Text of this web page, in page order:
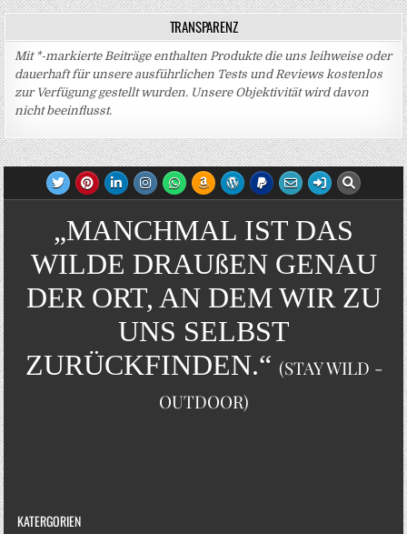
TRANSPARENZ
Mit *-markierte Beiträge enthalten Produkte die uns leihweise oder
dauerhaft für unsere ausführlichen Tests und Reviews kostenlos
zur Verfügung gestellt wurden. Unsere Objektivität wird davon
nicht beeinflusst.
„MANCHMAL IST DAS
WILDE DRAUßEN GENAU
DER ORT, AN DEM WIR ZU
UNS SELBST
ZURÜCKFINDEN.“ (STAY WILD -
OUTDOOR)
KATERGORIEN